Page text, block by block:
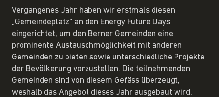
Vergangenes Jahr haben wir erstmals diesen
„Gemeindeplatz“ an den Energy Future Days
eingerichtet, um den Berner Gemeinden eine
prominente Austauschmöglichkeit mit anderen
Gemeinden zu bieten sowie unterschiedliche Projekte
der Bevölkerung vorzustellen. Die teilnehmenden
Gemeinden sind von diesem Gefäss überzeugt,
weshalb das Angebot dieses Jahr ausgebaut wird.